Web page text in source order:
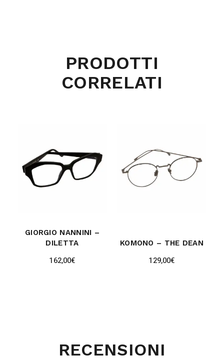
PRODOTTI
CORRELATI
GIORGIO NANNINI –
DILETTA
162,00€
KOMONO – THE DEAN
129,00€
RECENSIONI